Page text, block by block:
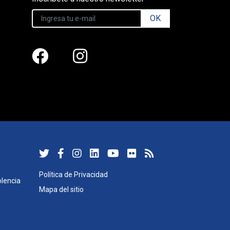
OK
Política de Privacidad
Mapa del sitio